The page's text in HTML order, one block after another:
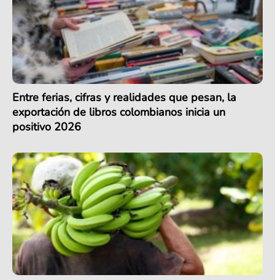
Entre ferias, cifras y realidades que pesan, la
exportación de libros colombianos inicia un
positivo 2026